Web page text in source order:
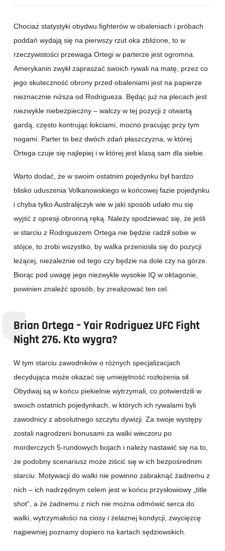
Chociaż statystyki obydwu fighterów w obaleniach i próbach
poddań wydają się na pierwszy rzut oka zbliżone, to w
rzeczywistości przewaga Ortegi w parterze jest ogromna.
Amerykanin zwykł zapraszać swoich rywali na matę, przez co
jego skuteczność obrony przed obaleniami jest na papierze
nieznacznie niższa od Rodrigueza. Będąc już na plecach jest
niezwykle niebezpieczny – walczy w tej pozycji z otwartą
gardą, często kontrując łokciami, mocno pracując przy tym
nogami. Parter to bez dwóch zdań płaszczyzna, w której
Ortega czuje się najlepiej i w której jest klasą sam dla siebie.
Warto dodać, że w swoim ostatnim pojedynku był bardzo
blisko uduszenia Volkanowskiego w końcowej fazie pojedynku
i chyba tylko Australijczyk wie w jaki sposób udało mu się
wyjść z opresji obronną ręką. Należy spodziewać się, że jeśli
w starciu z Rodriguezem Ortega nie będzie radził sobie w
stójce, to zrobi wszystko, by walka przeniosła się do pozycji
leżącej, niezależnie od tego czy będzie na dole czy na górze.
Biorąc pod uwagę jego niezwykle wysokie IQ w oktagonie,
powinien znaleźć sposób, by zrealizować ten cel.
Brian Ortega – Yair Rodriguez UFC Fight
Night 276. Kto wygra?
W tym starciu zawodników o różnych specjalizacjach
decydująca może okazać się umiejętność rozłożenia sił.
Obydwaj są w końcu piekielnie wytrzymali, co potwierdzili w
swoich ostatnich pojedynkach, w których ich rywalami byli
zawodnicy z absolutnego szczytu dywizji. Za swoje występy
zostali nagrodzeni bonusami za walki wieczoru po
morderczych 5-rundowych bojach i należy nastawić się na to,
że podobny scenariusz może ziścić się w ich bezpośrednim
starciu. Motywacji do walki nie powinno zabraknąć żadnemu z
nich – ich nadrzędnym celem jest w końcu przysłowiowy „title
shot”, a że żadnemu z nich nie można odmówić serca do
walki, wytrzymałości na ciosy i żelaznej kondycji, zwycięzcę
najpewniej poznamy dopiero na kartach sędziowskich.